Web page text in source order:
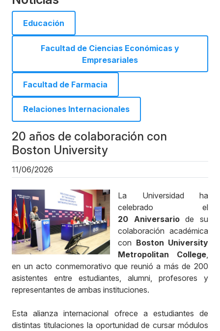
Educación
Facultad de Ciencias Económicas y
Empresariales
Facultad de Farmacia
Relaciones Internacionales
20 años de colaboración con
Boston University
11/06/2026
La Universidad ha
celebrado el
20 Aniversariode su
colaboración académica
con Boston University
Metropolitan College
en un acto conmemorativo que reunió a más de 200
asistentes entre estudiantes, alumni, profesores y
representantes de ambas instituciones.
Esta alianza internacional ofrece a estudiantes de
distintas titulaciones la oportunidad de cursar módulos